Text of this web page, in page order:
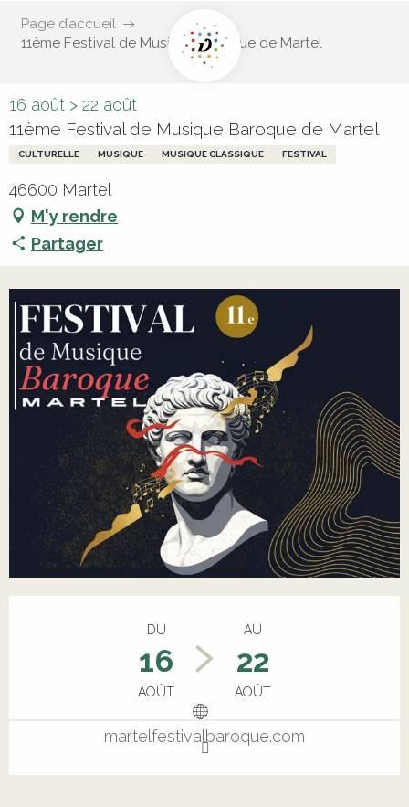
Page d’accueil
11ème Festival de Musique Baroque de Martel
16 août > 22 août
11ème Festival de Musique Baroque de Martel
CULTURELLE MUSIQUE MUSIQUE CLASSIQUE FESTIVAL
46600 Martel
M'y rendre
Partager
DU
16
AOÛT
AU
22
AOÛT
martelfestivalbaroque.com